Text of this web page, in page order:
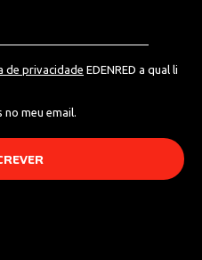
de privacidade EDENRED a qual li
meu email.